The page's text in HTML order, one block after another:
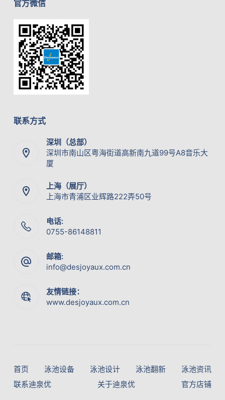
官方微信
联系方式
深圳（总部）
深圳市南山区粤海街道高新南九道99号A8音乐大
厦
上海（展厅）
上海市青浦区业辉路222弄50号
电话:
0755-86148811
邮箱:
info@desjoyaux.com.cn
友情链接：
www.desjoyaux.com.cn
首页 泳池设备 泳池设计 泳池翻新
泳池资讯
联系迪泉优
关于迪泉优 官方店铺